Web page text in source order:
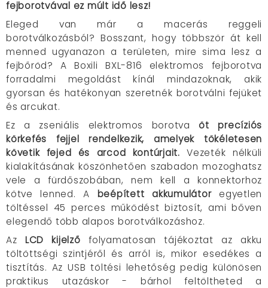
fejborotvával ez múlt idő lesz!
Eleged van már a macerás reggeli
borotválkozásból? Bosszant, hogy többször át kell
menned ugyanazon a területen, mire sima lesz a
fejbőröd? A Boxili BXL-816 elektromos fejborotva
forradalmi megoldást kínál mindazoknak, akik
gyorsan és hatékonyan szeretnék borotválni fejüket
és arcukat.
Ez a zseniális elektromos borotva öt precíziós
körkefés fejjel rendelkezik, amelyek tökéletesen
követik fejed és arcod kontúrjait. Vezeték nélküli
kialakításának köszönhetően szabadon mozoghatsz
vele a fürdőszobában, nem kell a konnektorhoz
kötve lenned. A beépített akkumulátoregyetlen
töltéssel 45 perces működést biztosít, ami bőven
elegendő több alapos borotválkozáshoz.
Az LCD kijelző folyamatosan tájékoztat az akku
töltöttségi szintjéről és arról is, mikor esedékes a
tisztítás. Az USB töltési lehetőség pedig különösen
praktikus utazáskor - bárhol feltöltheted a